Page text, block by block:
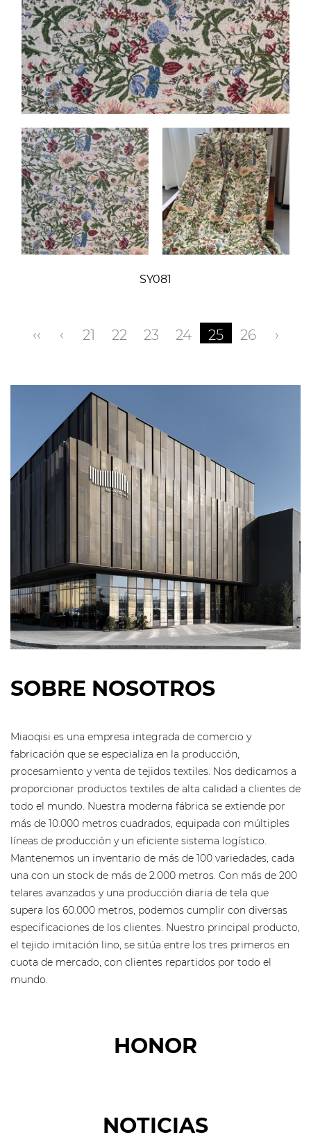
SY081
‹‹ ‹ 21 22 23 24 25 26 ›
SOBRE NOSOTROS
Miaoqisi es una empresa integrada de comercio y
fabricación que se especializa en la producción,
procesamiento y venta de tejidos textiles. Nos dedicamos a
proporcionar productos textiles de alta calidad a clientes de
todo el mundo. Nuestra moderna fábrica se extiende por
más de 10.000 metros cuadrados, equipada con múltiples
líneas de producción y un eficiente sistema logístico.
Mantenemos un inventario de más de 100 variedades, cada
una con un stock de más de 2.000 metros. Con más de 200
telares avanzados y una producción diaria de tela que
supera los 60.000 metros, podemos cumplir con diversas
especificaciones de los clientes. Nuestro principal producto,
el tejido imitación lino, se sitúa entre los tres primeros en
cuota de mercado, con clientes repartidos por todo el
mundo.
HONOR
NOTICIAS